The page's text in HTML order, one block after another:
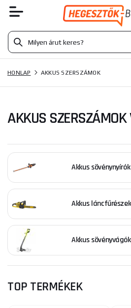
HONLAP AKKUS SZERSZÁMOK
AKKUS SZERSZÁMOK
Akkus sövénynyírók
Akkus láncfűrészek
Akkus sövényvágók
TOP TERMÉKEK